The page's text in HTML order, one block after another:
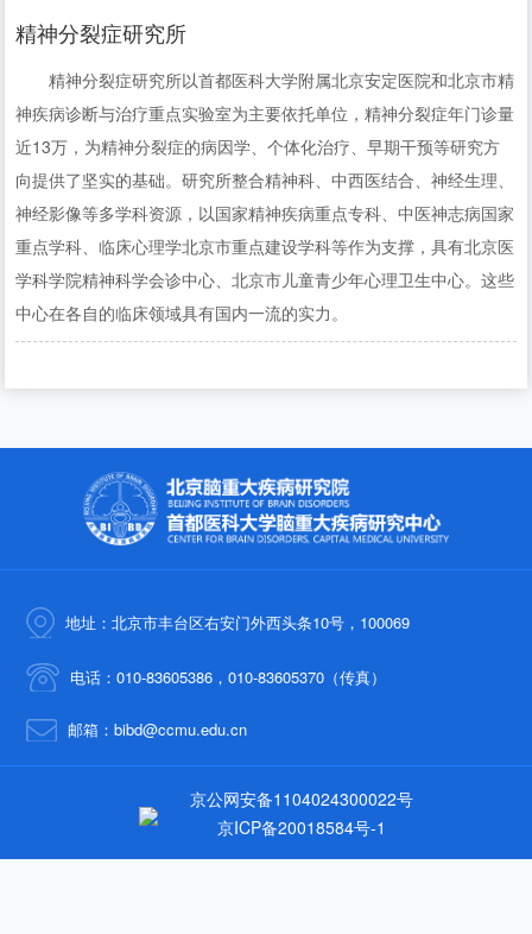
精神分裂症研究所
精神分裂症研究所以首都医科大学附属北京安定医院和北京市精
神疾病诊断与治疗重点实验室为主要依托单位，精神分裂症年门诊量
近13万，为精神分裂症的病因学、个体化治疗、早期干预等研究方
向提供了坚实的基础。研究所整合精神科、中西医结合、神经生理、
神经影像等多学科资源，以国家精神疾病重点专科、中医神志病国家
重点学科、临床心理学北京市重点建设学科等作为支撑，具有北京医
学科学院精神科学会诊中心、北京市儿童青少年心理卫生中心。这些
中心在各自的临床领域具有国内一流的实力。
地址：北京市丰台区右安门外西头条10号，100069
电话：010-83605386，010-83605370（传真）
邮箱：bibd@ccmu.edu.cn
京公网安备1104024300022号
京ICP备20018584号-1